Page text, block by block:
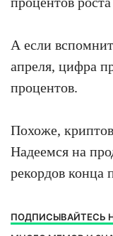
А если
апреля, цифра
процентов.
Похоже,
Надеемся на
рекордов конца
ПОДПИСЫВАЙТЕСЬ